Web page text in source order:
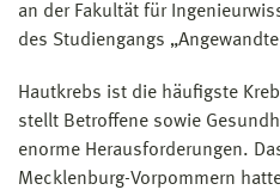
an der Fakultät für
des Studiengangs
Hautkrebs ist die häufigste
stellt Betroffene sowie
enorme Herausforderungen.
Mecklenburg-Vorpommern